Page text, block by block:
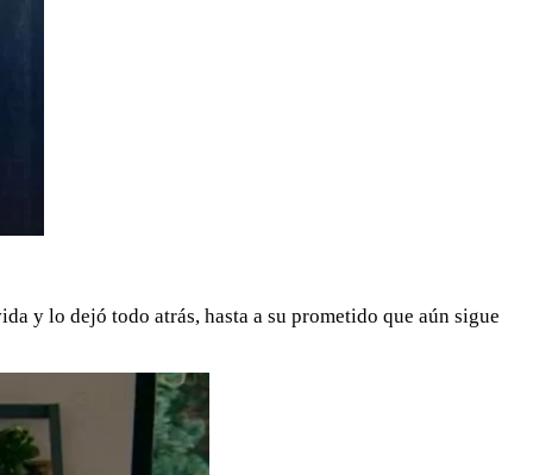
y lo dejó todo atrás, hasta a su prometido que aún sigue